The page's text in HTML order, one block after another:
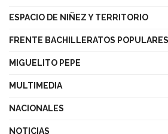
ESPACIO DE NIÑEZ Y TERRITORIO
FRENTE BACHILLERATOS
MIGUELITO PEPE
MULTIMEDIA
NACIONALES
NOTICIAS